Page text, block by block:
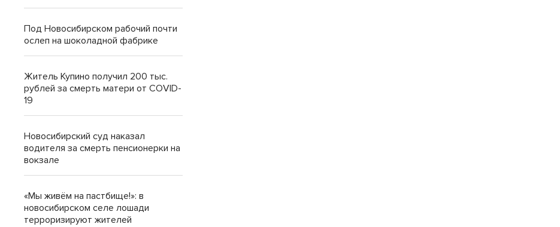
Под Новосибирском рабочий почти
ослеп на шоколадной фабрике
Житель Купино получил 200 тыс.
рублей за смерть матери от COVID-
19
Новосибирский суд наказал
водителя за смерть пенсионерки на
вокзале
«Мы живём на пастбище!»: в
новосибирском селе лошади
терроризируют жителей